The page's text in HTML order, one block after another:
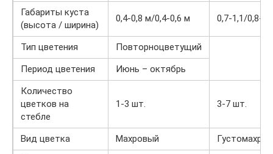
Габариты куста
(высота / ширина)
0,4-0,8 м/0,4-0,6 м 0,7-1,1/0,8-
Тип цветения
Повторноцветущий
Период цветения
Июнь – октябрь
Количество
цветков на
стебле
1-3 шт. 3-7 шт.
Вид цветка Махровый